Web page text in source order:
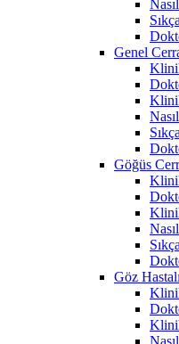
Genel
Göğüs
Göz